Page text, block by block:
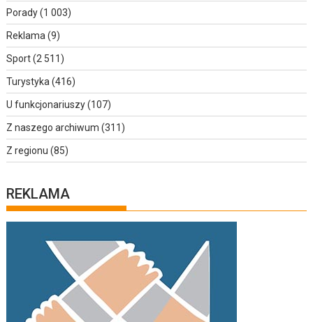
Porady(1 003)
Reklama (9)
Sport(2 511)
Turystyka (416)
U funkcjonariuszy(107)
Z naszego archiwum (311)
Z regionu (85)
REKLAMA